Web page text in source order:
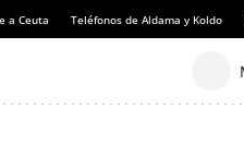
a Ceuta Teléfonos de Aldama y Koldo